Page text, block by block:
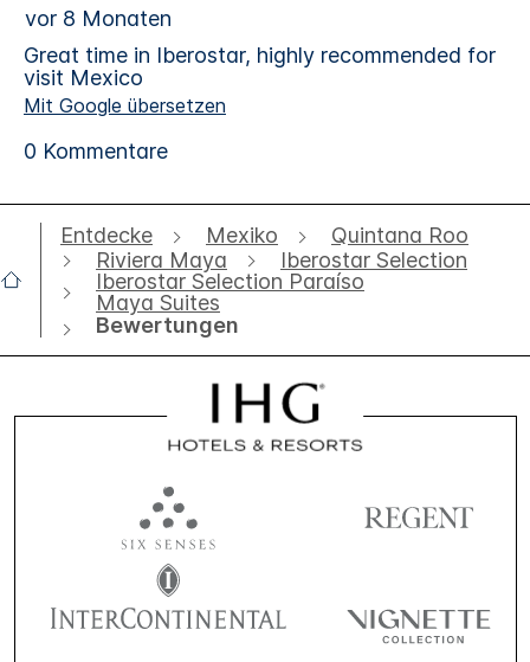
Entdecke Mexiko
Quintana Roo
Riviera Maya
Iberostar Selection
Iberostar Selection Paraíso
Maya Suites
Bewertungen